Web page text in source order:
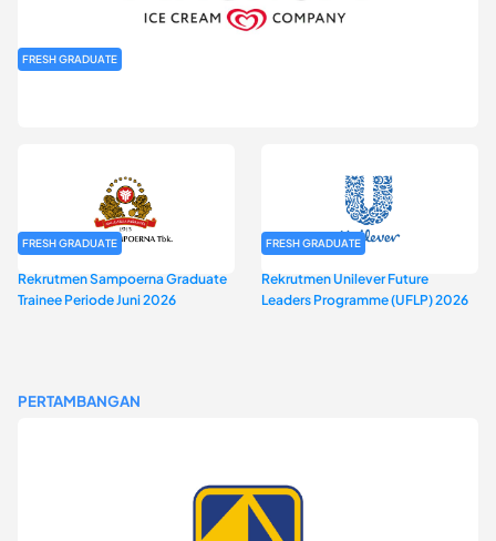
FRESH GRADUATE
FRESH GRADUATE
Rekrutmen Sampoerna Graduate
Trainee Periode Juni 2026
FRESH GRADUATE
Rekrutmen Unilever Future
Leaders Programme (UFLP) 2026
PERTAMBANGAN